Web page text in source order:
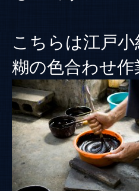
こちらは江戸
糊の色合わせ作